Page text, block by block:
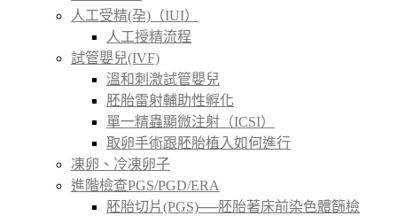
人工受精(孕)（IUI）
人工授精流程
試管嬰兒(IVF)
溫和刺激試管嬰兒
胚胎雷射輔助性孵化
單一精蟲顯微注射（ICSI）
取卵手術跟胚胎植入如何進行
凍卵、冷凍卵子
進階檢查PGS/PGD/ERA
胚胎切片(PGS)──胚胎著床前染色體篩檢